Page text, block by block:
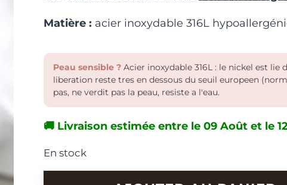
Matière : acier inoxydable 316L
Peau sensible ?Acier inoxydable 316L : le nickel est lie
liberation reste tres en dessous du seuil europeen
pas, ne verdit pas la peau, resiste a l'eau.
🚚 Livraison estimée entre le 09 Août et le
En stock